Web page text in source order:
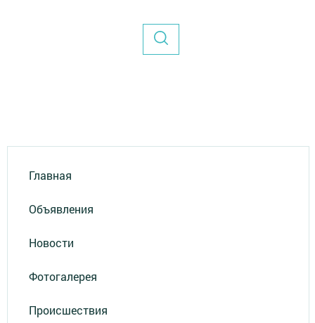
Главная
Объявления
Новости
Фотогалерея
Происшествия